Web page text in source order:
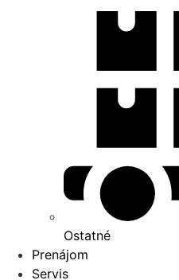
Ostatné
Prenájom
Servis